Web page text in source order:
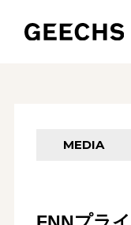
MEDIA